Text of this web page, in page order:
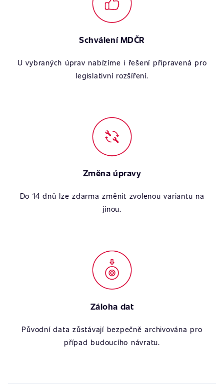
Schválení MDČR
U vybraných úprav nabízíme i řešení připravená pro
legislativní rozšíření.
Změna úpravy
Do 14 dnů lze zdarma změnit zvolenou variantu na
jinou.
Záloha dat
Původní data zůstávají bezpečně archivována pro
případ budoucího návratu.